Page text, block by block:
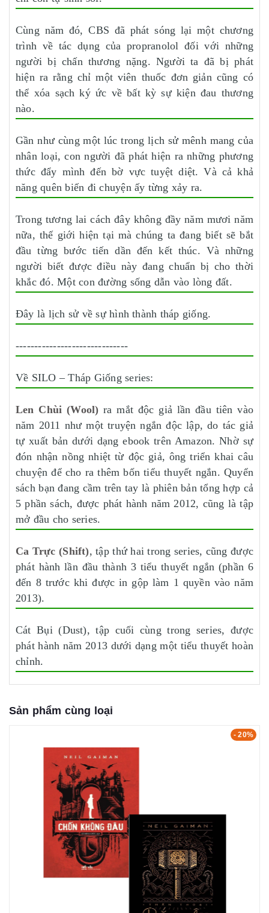
Cùng năm đó, CBS đã phát sóng lại một chương
trình về tác dụng của propranolol đối với những
người bị chấn thương nặng. Người ta đã bị phát
hiện ra rằng chỉ một viên thuốc đơn giản cũng có
thể xóa sạch ký ức về bất kỳ sự kiện đau thương
nào.
Gần như cùng một lúc trong lịch sử mênh mang của
nhân loại, con người đã phát hiện ra những phương
thức đẩy mình đến bờ vực tuyệt diệt. Và cả khả
năng quên biến đi chuyện ấy từng xảy ra.
Trong tương lai cách đây không đầy năm mươi năm
nữa, thế giới hiện tại mà chúng ta đang biết sẽ bắt
đầu từng bước tiến dần đến kết thúc. Và những
người biết được điều này đang chuẩn bị cho thời
khắc đó. Một con đường sống dẫn vào lòng đất.
Đây là lịch sử về sự hình thành tháp giống.
------------------------------
Về SILO – Tháp Giống series:
Len Chùi (Wool) ra mắt độc giả lần đầu tiên vào
năm 2011 như một truyện ngắn độc lập, do tác giả
tự xuất bản dưới dạng ebook trên Amazon. Nhờ sự
đón nhận nồng nhiệt từ độc giả, ông triển khai câu
chuyện để cho ra thêm bốn tiểu thuyết ngắn. Quyển
sách bạn đang cầm trên tay là phiên bản tổng hợp cả
5 phần sách, được phát hành năm 2012, cũng là tập
mở đầu cho series.
Ca Trực (Shift), tập thứ hai trong series, cũng được
phát hành lần đầu thành 3 tiểu thuyết ngắn (phần 6
đến 8 trước khi được in gộp làm 1 quyền vào năm
2013).
Cát Bụi (Dust), tập cuối cùng trong series, được
phát hành năm 2013 dưới dạng một tiểu thuyết hoàn
chỉnh.
Sản phẩm cùng loại
- 20%